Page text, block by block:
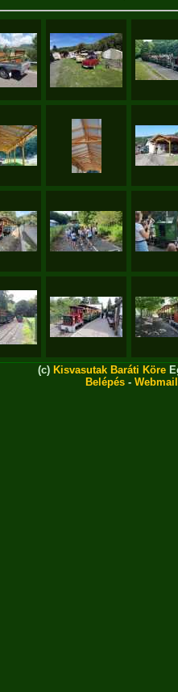
(c) Kisvasutak Baráti Köre
Belépés - Webmail